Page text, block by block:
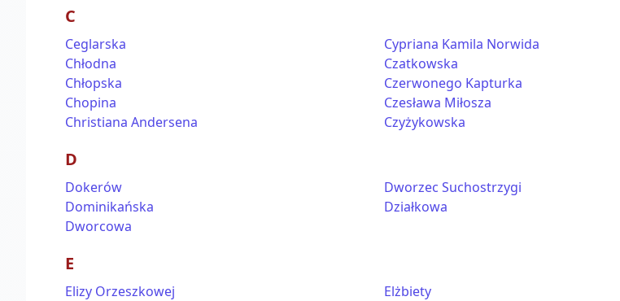
C
Ceglarska
Chłodna
Chłopska
Chopina
Christiana Andersena
Cypriana Kamila Norwida
Czatkowska
Czerwonego Kapturka
Czesława Miłosza
Czyżykowska
D
Dokerów
Dominikańska
Dworcowa
Dworzec Suchostrzygi
Działkowa
E
Elizy Orzeszkowej Elżbiety